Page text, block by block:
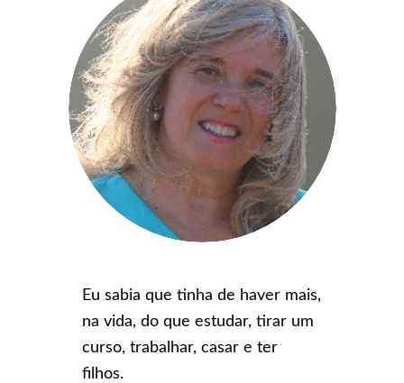
Eu sabia que tinha de haver mais,
na vida, do que estudar, tirar um
curso, trabalhar, casar e ter
filhos.